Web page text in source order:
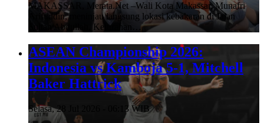
MAKASSAR, Merata.Net –Wali Kota Makassar, Munafri
Arifuddin, meninjau langsung lokasi kebakaran di Jalan
Sultan Abdullah, Kelurahan…
ASEAN Championship 2026:
Indonesia vs Kamboja 5-1, Mitchell
Baker Hattrick
Selasa, 28 Jul 2026 - 06:13 WIB